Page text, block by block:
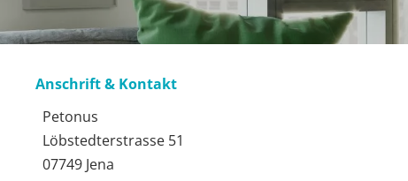
Anschrift & Kontakt
Petonus
Löbstedterstrasse 51
07749 Jena